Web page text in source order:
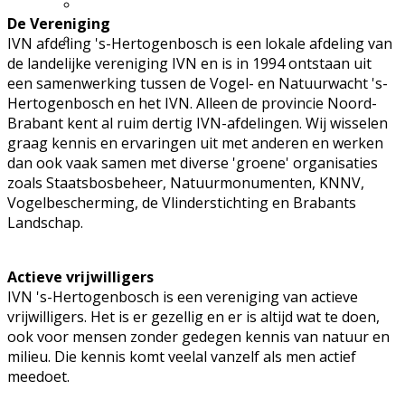
Zuid
Uw privacy
De Vereniging
IVN afdeling 's-Hertogenbosch is een lokale afdeling van
de landelijke vereniging IVN en is in 1994 ontstaan uit
een samenwerking tussen de Vogel- en Natuurwacht 's-
Hertogenbosch en het IVN. Alleen de provincie Noord-
Brabant kent al ruim dertig IVN-afdelingen. Wij wisselen
graag kennis en ervaringen uit met anderen en werken
dan ook vaak samen met diverse 'groene' organisaties
zoals Staatsbosbeheer, Natuurmonumenten, KNNV,
Vogelbescherming, de Vlinderstichting en Brabants
Landschap.
Actieve vrijwilligers
IVN 's-Hertogenbosch is een vereniging van actieve
vrijwilligers. Het is er gezellig en er is altijd wat te doen,
ook voor mensen zonder gedegen kennis van natuur en
milieu. Die kennis komt veelal vanzelf als men actief
meedoet.